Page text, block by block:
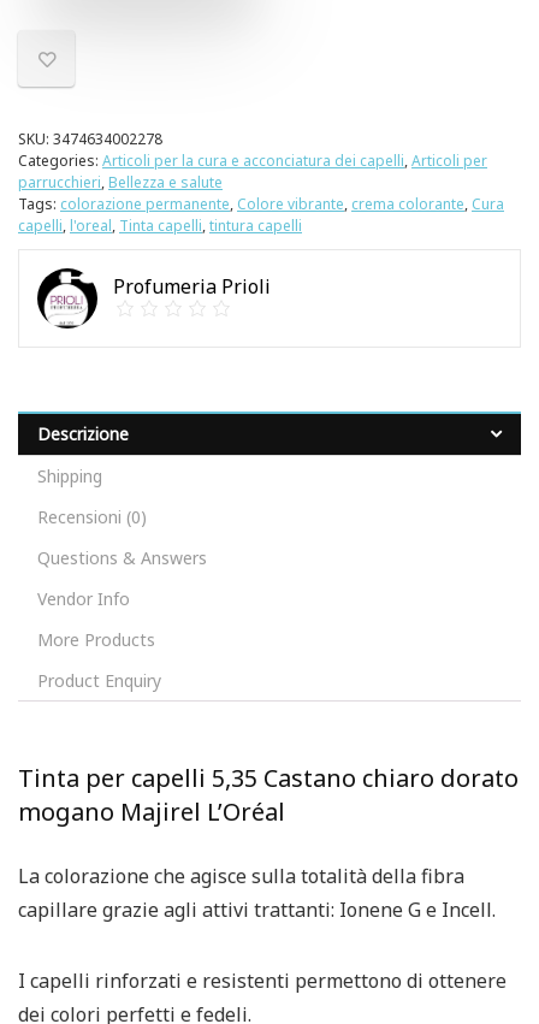
SKU: 3474634002278
Categories: Articoli per la cura e acconciatura dei capelli,Articoli per
parrucchieri, Bellezza e salute
Tags: colorazione permanente, Colore vibrante, crema colorante, Cura
capelli, l'oreal, Tinta capelli,tintura capelli
Profumeria Prioli
Descrizione
Shipping
Recensioni (0)
Questions & Answers
Vendor Info
More Products
Product Enquiry
Tinta per capelli 5,35 Castano chiaro dorato
mogano Majirel L’Oréal
La colorazione che agisce sulla totalità della fibra
capillare grazie agli attivi trattanti: Ionene G e Incell.
I capelli rinforzati e resistenti permettono di ottenere
dei colori perfetti e fedeli.